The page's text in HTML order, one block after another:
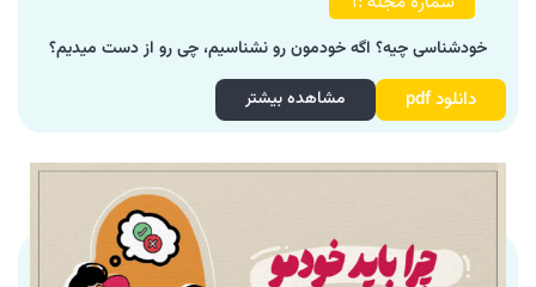
خودشناسی چیه؟ اگه خودمون رو نشناسیم، چی رو از دست میدیم؟
دانلود pdf مشاهده بیشتر